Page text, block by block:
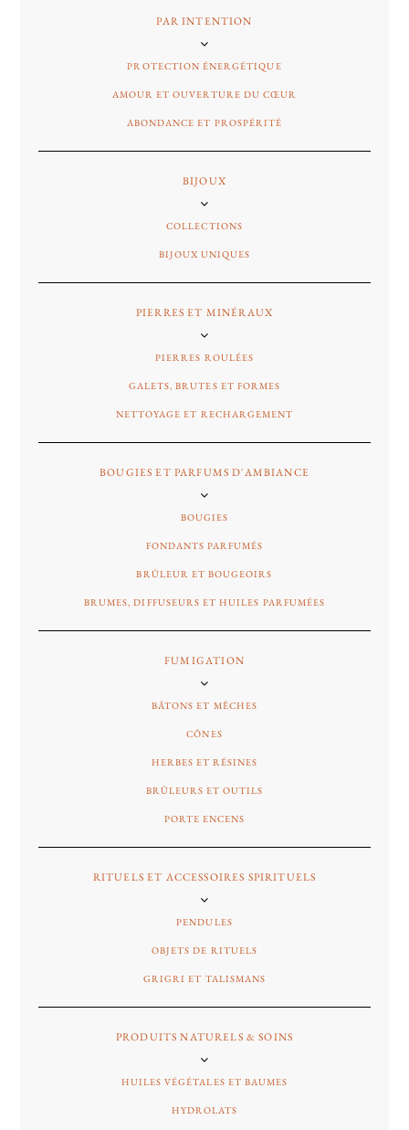
PAR INTENTION
PROTECTION ÉNERGÉTIQUE
AMOUR ET OUVERTURE DU CŒUR
ABONDANCE ET PROSPÉRITÉ
BIJOUX
COLLECTIONS
BIJOUX UNIQUES
PIERRES ET MINÉRAUX
PIERRES ROULÉES
GALETS, BRUTES ET FORMES
NETTOYAGE ET RECHARGEMENT
BOUGIES ET PARFUMS D'AMBIANCE
BOUGIES
FONDANTS PARFUMÉS
BRÛLEUR ET BOUGEOIRS
BRUMES, DIFFUSEURS ET HUILES PARFUMÉES
FUMIGATION
BÂTONS ET MÊCHES
CÔNES
HERBES ET RÉSINES
BRÛLEURS ET OUTILS
PORTE ENCENS
RITUELS ET ACCESSOIRES SPIRITUELS
PENDULES
OBJETS DE RITUELS
GRIGRI ET TALISMANS
PRODUITS NATURELS & SOINS
HUILES VÉGÉTALES ET BAUMES
HYDROLATS